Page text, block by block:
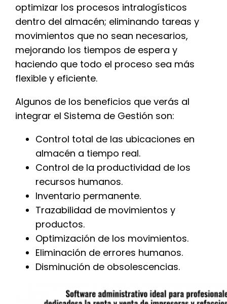
optimizar los procesos intralogísticos
dentro del almacén; eliminando tareas y
movimientos que no sean necesarios,
mejorando los tiempos de espera y
haciendo que todo el proceso sea más
flexible y eficiente.
Algunos de los beneficios que verás al
integrar el Sistema de Gestión son:
Control total de las ubicaciones en
almacén a tiempo real.
Control de la productividad de los
recursos humanos.
Inventario permanente.
Trazabilidad de movimientos y
productos.
Optimización de los movimientos.
Eliminación de errores humanos.
Disminución de obsolescencias.